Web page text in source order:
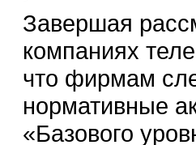
Завершая
компаниях
что фирмам
нормативные
«Базового